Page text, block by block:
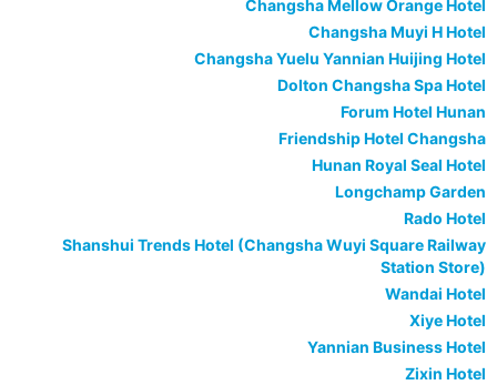
Changsha Mellow Orange Hotel
Changsha Muyi H Hotel
Changsha Yuelu Yannian Huijing Hotel
Dolton Changsha Spa Hotel
Forum Hotel Hunan
Friendship Hotel Changsha
Hunan Royal Seal Hotel
Longchamp Garden
Rado Hotel
Shanshui Trends Hotel (Changsha Wuyi Square Railway
Station Store)
Wandai Hotel
Xiye Hotel
Yannian Business Hotel
Zixin Hotel